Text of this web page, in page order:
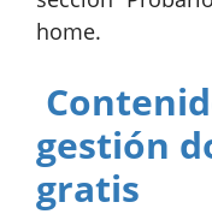
home.
gestión
gratis